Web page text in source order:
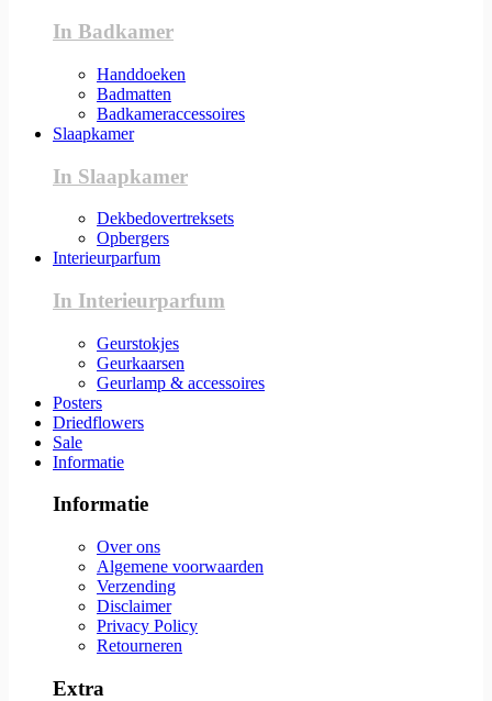
In Badkamer
Handdoeken
Badmatten
Badkameraccessoires
Slaapkamer
In Slaapkamer
Dekbedovertreksets
Opbergers
Interieurparfum
In Interieurparfum
Geurstokjes
Geurkaarsen
Geurlamp & accessoires
Posters
Driedflowers
Sale
Informatie
Informatie
Over ons
Algemene voorwaarden
Verzending
Disclaimer
Privacy Policy
Retourneren
Extra